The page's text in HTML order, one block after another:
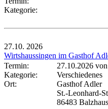
Kategorie:
27.10. 2026
Wirtshaussingen im Gasthof
Termin:
27.10.2026
Kategorie:
Verschiedenes
Ort:
Gasthof Adler
St.-Leonhard-
86483